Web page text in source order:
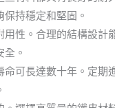
持穩定和堅固。
性。合理的結構設
。
可長達數十年。定期